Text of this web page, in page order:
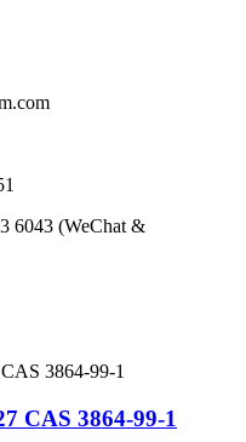
6043 (WeChat &
CAS 3864-99-1